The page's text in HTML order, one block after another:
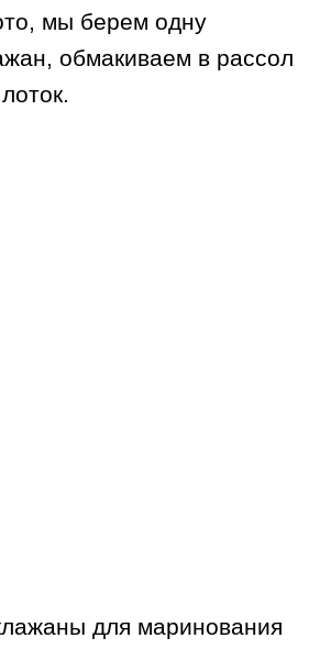
мы берем одну
обмакиваем в рассол
для маринования